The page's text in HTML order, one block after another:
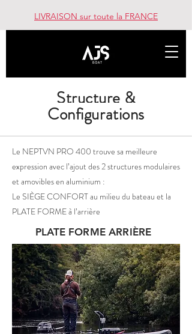
LIVRAISON sur toute la FRANCE
Structure &
Configurations
Le NEPTVN PRO 400 trouve sa meilleure
expression avec l’ajout des 2 structures modulaires
et amovibles en aluminium :
Le SIÈGE CONFORT au milieu du bateau et la
PLATE FORME à l’arrière
PLATE FORMEARRIÈRE